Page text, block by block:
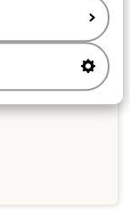
kan derfor